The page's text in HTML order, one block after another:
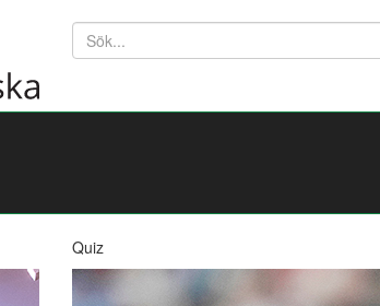
Söktext
Quiz